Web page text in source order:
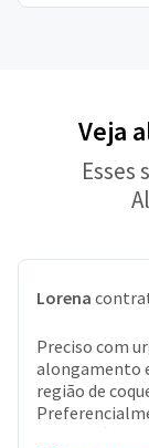
Veja
Esses
Lorena
Preciso com
alongamento
região de
se for próximo